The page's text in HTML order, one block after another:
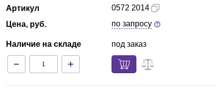
Технический сервис
Артикул
Цена, руб.
Наличие на складе
0572 2014
по запросу
под заказ